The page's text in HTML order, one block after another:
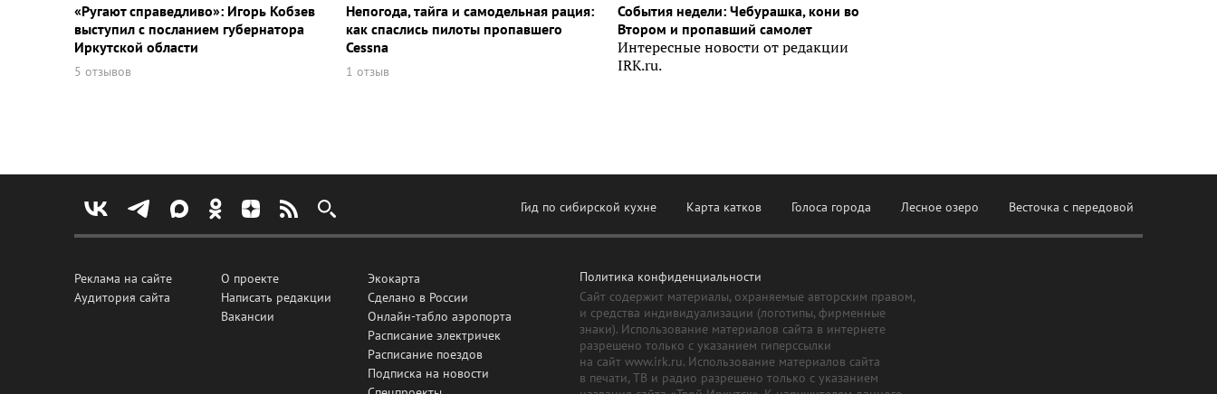
«Ругают справедливо»: Игорь Кобзев
выступил с посланием губернатора
Иркутской области
5 отзывов
Непогода, тайга и самодельная рация:
как спаслись пилоты пропавшего
Cessna
1 отзыв
События недели: Чебурашка, кони во
Втором и пропавший самолет
Интересные новости от редакции
IRK.ru.
Гид по сибирской кухне Карта катков Голоса города Лесное озеро Весточка с передовой
Реклама на сайте
Аудитория сайта
О проекте
Написать редакции
Вакансии
Экокарта
Сделано в России
Онлайн-табло аэропорта
Расписание электричек
Расписание поездов
Подписка на новости
Политика конфиденциальности
Сайт содержит материалы, охраняемые авторским правом,
и средства индивидуализации (логотипы, фирменные
знаки). Использование материалов сайта в интернете
разрешено только с указанием гиперссылки
на сайт www.irk.ru. Использование материалов сайта
в печати, ТВ и радио разрешено только с указанием